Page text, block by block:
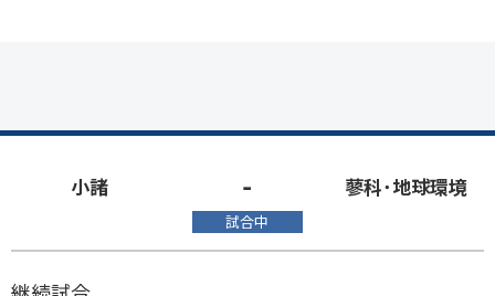
小諸 -
試合中
蓼科･地球環境